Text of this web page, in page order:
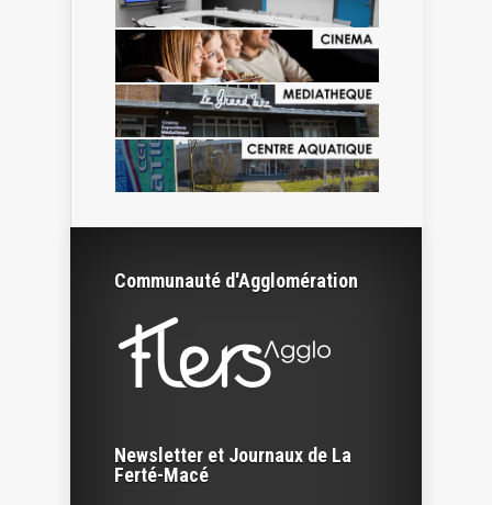
Communauté d'Agglomération
Newsletter et Journaux de La
Ferté-Macé